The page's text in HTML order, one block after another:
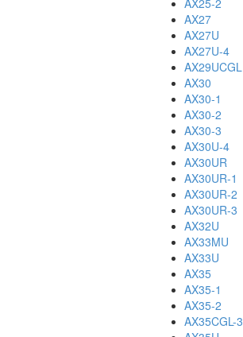
AX25-2
AX27
AX27U
AX27U-4
AX29UCGL
AX30
AX30-1
AX30-2
AX30-3
AX30U-4
AX30UR
AX30UR-1
AX30UR-2
AX30UR-3
AX32U
AX33MU
AX33U
AX35
AX35-1
AX35-2
AX35CGL-3